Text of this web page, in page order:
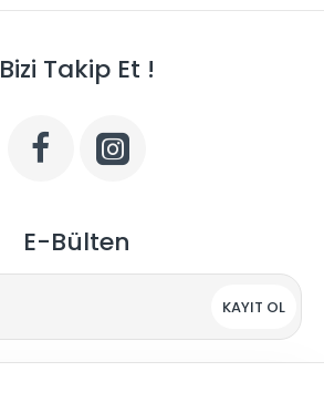
Bizi Takip Et !
E-Bülten
KAYIT OL